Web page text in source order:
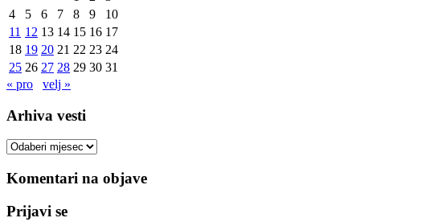
4
5 6 7 8 9
10
11 12 13 14 15 16 17
18 19 20 21 22 23 24
25 26 27 28 29 30 31
« pro
velj »
Arhiva vesti
Arhiva
Komentari na objave
Prijavi se